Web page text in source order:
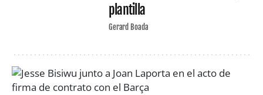
plantilla
Gerard Boada